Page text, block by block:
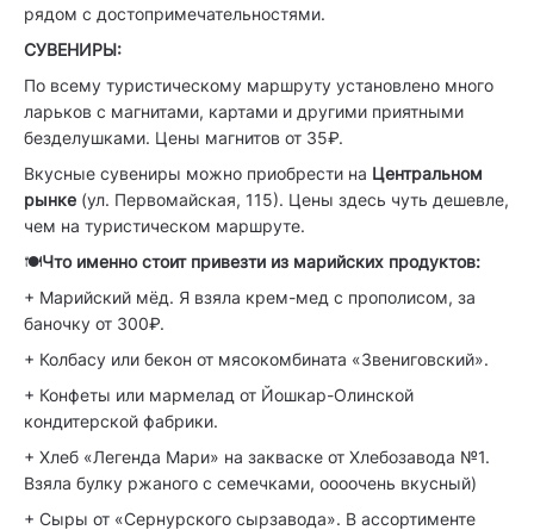
рядом с достопримечательностями.
СУВЕНИРЫ:
По всему туристическому маршруту установлено много
ларьков с магнитами, картами и другими приятными
безделушками. Цены магнитов от 35₽.
Вкусные сувениры можно приобрести на Центральном
рынке (ул. Первомайская, 115). Цены здесь чуть дешевле,
чем на туристическом маршруте.
🍽️Что именно стоит привезти из марийских продуктов:
+ Марийский мёд. Я взяла крем-мед с прополисом, за
баночку от 300₽.
+ Колбасу или бекон от мясокомбината «Звениговский».
+ Конфеты или мармелад от Йошкар-Олинской
кондитерской фабрики.
+ Хлеб «Легенда Мари» на закваске от Хлебозавода №1.
Взяла булку ржаного с семечками, оооочень вкусный)
+ Сыры от «Сернурского сырзавода». В ассортименте